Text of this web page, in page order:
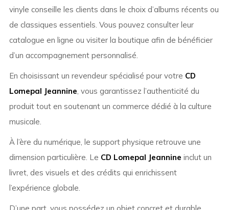
vinyle conseille les clients dans le choix d’albums récents ou
de classiques essentiels. Vous pouvez consulter leur
catalogue en ligne ou visiter la boutique afin de bénéficier
d’un accompagnement personnalisé.
En choisissant un revendeur spécialisé pour votre CD
Lomepal Jeannine, vous garantissez l’authenticité du
produit tout en soutenant un commerce dédié à la culture
musicale.
À l’ère du numérique, le support physique retrouve une
dimension particulière. Le CD Lomepal Jeannine inclut un
livret, des visuels et des crédits qui enrichissent
l’expérience globale.